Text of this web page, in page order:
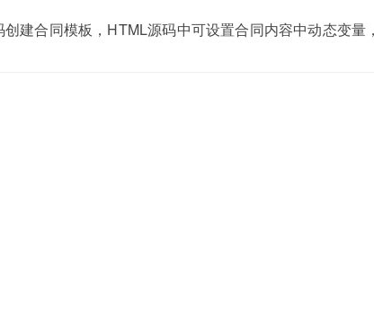
建合同模板，HTML源码中可设置合同内容中动态变